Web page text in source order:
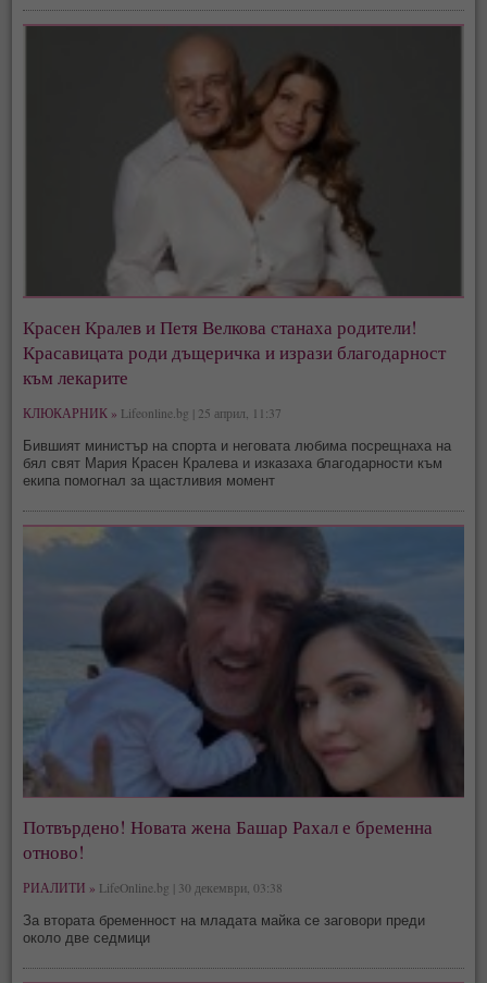
Красен Кралев и Петя Велкова станаха родители!
Красавицата роди дъщеричка и изрази благодарност
към лекарите
КЛЮКАРНИК » Lifeonline.bg | 25 април, 11:37
Бившият министър на спорта и неговата любима посрещнаха на
бял свят Мария Красен Кралева и изказаха благодарности към
екипа помогнал за щастливия момент
Потвърдено! Новата жена Башар Рахал е бременна
отново!
РИАЛИТИ » LifeOnline.bg | 30 декември, 03:38
За втората бременност на младата майка се заговори преди
около две седмици